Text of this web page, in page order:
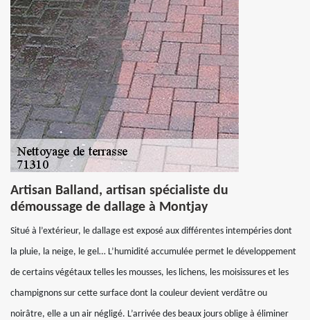
Artisan Balland, artisan spécialiste du
démoussage de dallage à Montjay
Situé à l’extérieur, le dallage est exposé aux différentes intempéries dont
la pluie, la neige, le gel… L’humidité accumulée permet le développement
de certains végétaux telles les mousses, les lichens, les moisissures et les
champignons sur cette surface dont la couleur devient verdâtre ou
noirâtre, elle a un air négligé. L’arrivée des beaux jours oblige à éliminer